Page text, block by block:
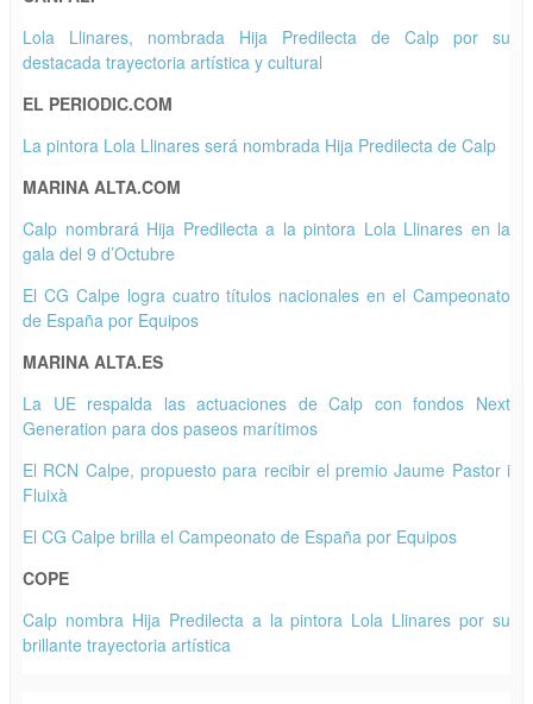
Lola Llinares, nombrada Hija Predilecta de Calp por su
destacada trayectoria artística y cultural
EL PERIODIC.COM
La pintora Lola Llinares será nombrada Hija Predilecta de Calp
MARINA ALTA.COM
Calp nombrará Hija Predilecta a la pintora Lola Llinares en la
gala del 9 d’Octubre
El CG Calpe logra cuatro títulos nacionales en el Campeonato
de España por Equipos
MARINA ALTA.ES
La UE respalda las actuaciones de Calp con fondos Next
Generation para dos paseos marítimos
El RCN Calpe, propuesto para recibir el premio Jaume Pastor i
Fluixà
El CG Calpe brilla el Campeonato de España por Equipos
COPE
Calp nombra Hija Predilecta a la pintora Lola Llinares por su
brillante trayectoria artística